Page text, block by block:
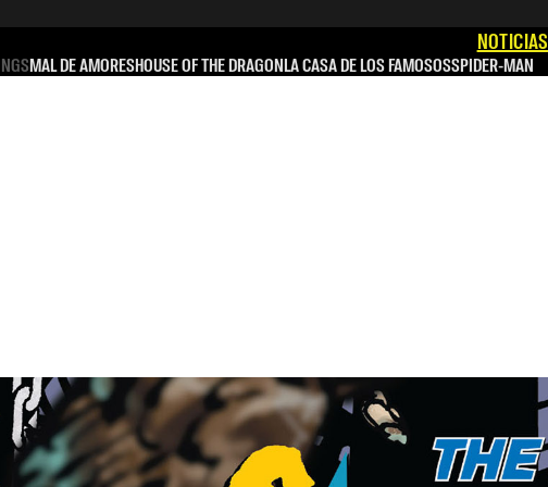
NOTICIAS
MAL DE AMORESHOUSE OF THE DRAGONLA CASA DE LOS FAMOSOSSPIDER-MAN